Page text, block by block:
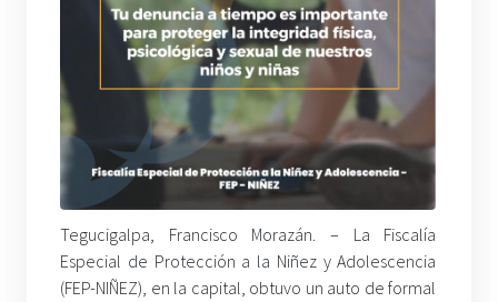
Tegucigalpa, Francisco Morazán. – La Fiscalía
Especial de Protección a la Niñez y Adolescencia
(FEP-NIÑEZ), en la capital, obtuvo un auto de formal